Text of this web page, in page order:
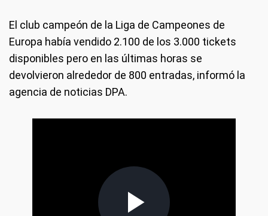
El club campeón de la Liga de Campeones de
Europa había vendido 2.100 de los 3.000 tickets
disponibles pero en las últimas horas se
devolvieron alrededor de 800 entradas, informó la
agencia de noticias DPA.